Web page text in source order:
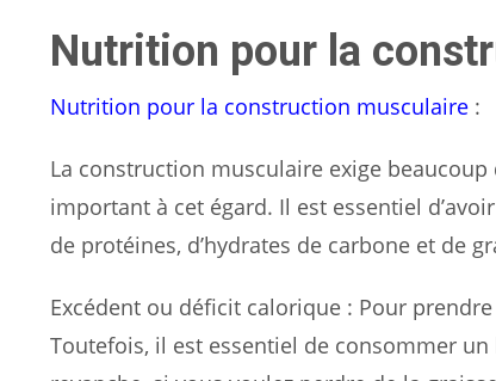
Nutrition pour la
Nutrition pour la construction musculaire :
La construction musculaire exige
important à cet égard. Il est essentiel
de protéines, d’hydrates de carbone et de
Excédent ou déficit calorique : Pour
Toutefois, il est essentiel de consommer